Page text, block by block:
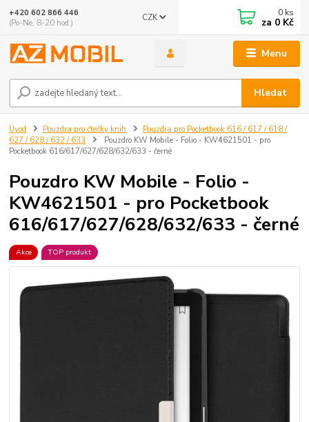
Menu
CZK
Hledat
+420 602 866 446
(Po-Ne, 8-20 hod.)
0 ks
za 0 Kč
Úvod Pouzdra pro čtečky knih
Pouzdra pro Pocketbook 616 / 617 / 618 /
627 / 628 / 632 / 633
Pouzdro KW Mobile - Folio - KW4621501 - pro
Pocketbook 616/617/627/628/632/633 - černé
Pouzdro KW Mobile - Folio -
KW4621501 - pro Pocketbook
616/617/627/628/632/633 - černé
Akce TOP produkt